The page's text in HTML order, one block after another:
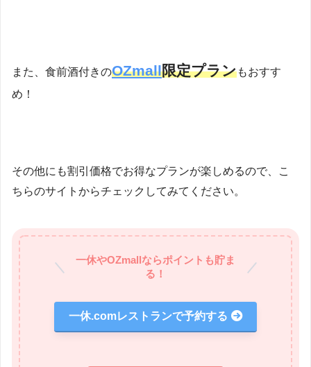
また、食前酒付きのOZmall限定プランもおすす
め！
その他にも割引価格でお得なプランが楽しめるので、こ
ちらのサイトからチェックしてみてください。
一休やOZmallならポイントも貯ま
る！
一休.comレストランで予約する